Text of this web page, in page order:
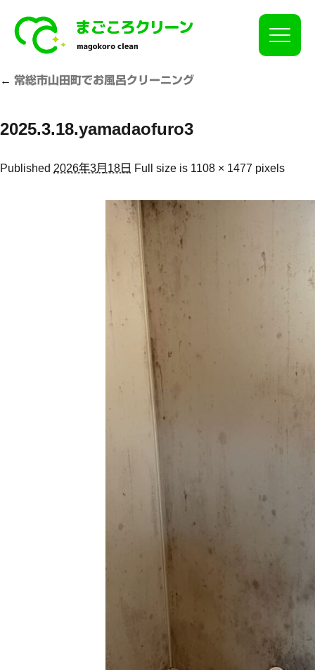
Click
← 常総市山田町でお風呂クリーニング
2025.3.18.yamadaofuro3
Published 2026年3月18日 Full size is 1108 × 1477 pixels